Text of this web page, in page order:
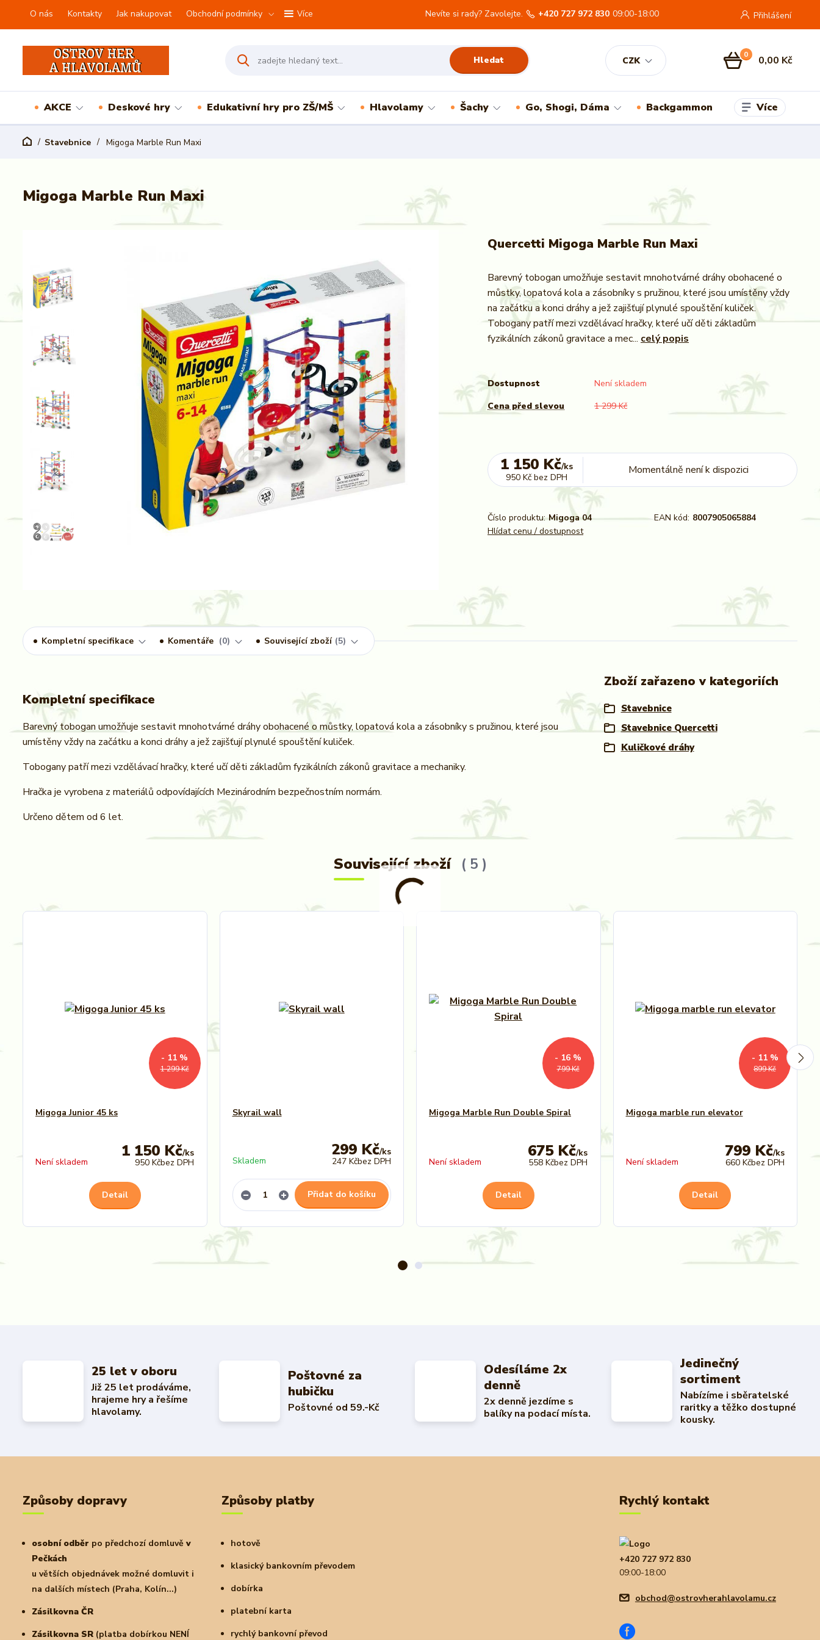
O nás Kontakty Jak nakupovat Obchodní podmínky Více
CZK
Přihlášení
Hledat
Nevíte si rady? Zavolejte. +420 727 972 830 09:00-18:00
0 0,00 Kč
AKCE Deskové hry Edukativní hry pro ZŠ/MŠ Hlavolamy Šachy Go, Shogi, Dáma Backgammon Více
Stavebnice Migoga Marble Run Maxi
Migoga Marble Run Maxi
Quercetti Migoga Marble Run Maxi
Barevný tobogan umožňuje sestavit mnohotvárné dráhy obohacené o
můstky, lopatová kola a zásobníky s pružinou, které jsou umístěny vždy
na začátku a konci dráhy a jež zajišťují plynulé spouštění kuliček.
Tobogany patří mezi vzdělávací hračky, které učí děti základům
fyzikálních zákonů gravitace a mec... celý popis
Dostupnost
Není skladem
Cena před slevou
1 299 Kč
1 150 Kč/ks
950 Kč bez DPH
Momentálně není k dispozici
Číslo produktu: Migoga 04 EAN kód: 8007905065884
Hlídat cenu / dostupnost
Kompletní specifikace Komentáře 0 Související zboží 5
Kompletní specifikace
Barevný tobogan umožňuje sestavit mnohotvárné dráhy obohacené o můstky, lopatová kola a zásobníky s pružinou, které jsou
umístěny vždy na začátku a konci dráhy a jež zajišťují plynulé spouštění kuliček.
Tobogany patří mezi vzdělávací hračky, které učí děti základům fyzikálních zákonů gravitace a mechaniky.
Hračka je vyrobena z materiálů odpovídajících Mezinárodním bezpečnostním normám.
Určeno dětem od 6 let.
Zboží zařazeno v kategoriích
Stavebnice
Stavebnice Quercetti
Kuličkové dráhy
Související zboží 5
1 299 Kč
- 11 %
Migoga Junior 45 ks
1 150 Kč/ks
950 Kčbez DPH
Není skladem
Detail
Skyrail wall
299 Kč/ks
247 Kčbez DPH
Skladem
Přidat do košíku
799 Kč
- 16 %
Migoga Marble Run Double Spiral
675 Kč/ks
558 Kčbez DPH
Není skladem
Detail
899 Kč
- 11 %
Migoga marble run elevator
799 Kč/ks
660 Kčbez DPH
Není skladem
Detail
25 let v oboru
Již 25 let prodáváme,
hrajeme hry a řešíme
hlavolamy.
Poštovné za
hubičku
Poštovné od 59.-Kč
Odesíláme 2x
denně
2x denně jezdíme s
balíky na podací místa.
Jedinečný
sortiment
Nabízíme i sběratelské
raritky a těžko dostupné
kousky.
Způsoby dopravy
osobní odběr po předchozí domluvě v
Pečkách
u větších objednávek možné domluvit i
na dalších místech (Praha, Kolín...)
Zásilkovna ČR
Zásilkovna SR (platba dobírkou NENÍ
Způsoby platby
hotově
klasický bankovním převodem
dobírka
platební karta
rychlý bankovní převod
Rychlý kontakt
+420 727 972 830
09:00-18:00
obchod@ostrovherahlavolamu.cz